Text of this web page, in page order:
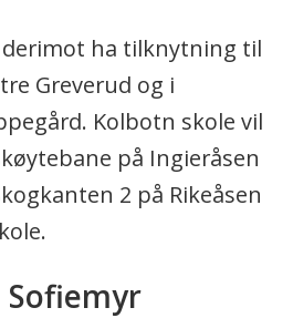
derimot ha tilknytning til
Greverud og i
Kolbotn skole vil
på Ingieråsen
2 på Rikeåsen